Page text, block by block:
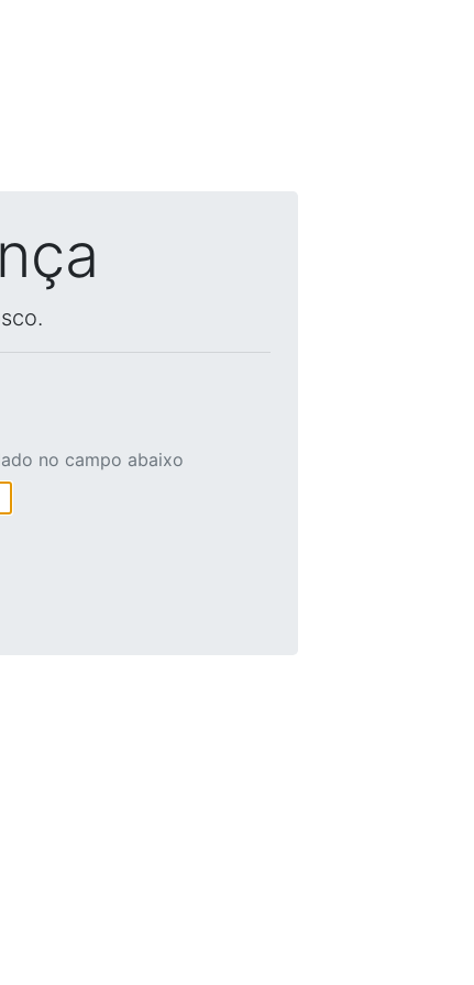
no campo abaixo